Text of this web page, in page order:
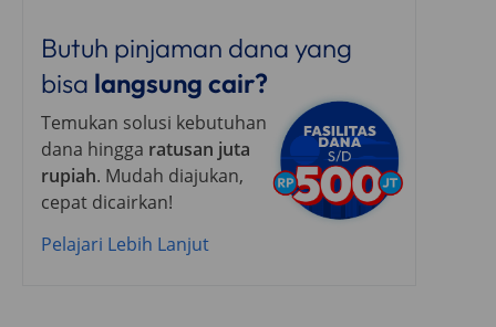
Butuh pinjaman dana yang
bisa langsung cair?
Temukan solusi kebutuhan
dana hingga ratusan juta
rupiah. Mudah diajukan,
cepat dicairkan!
Pelajari Lebih Lanjut